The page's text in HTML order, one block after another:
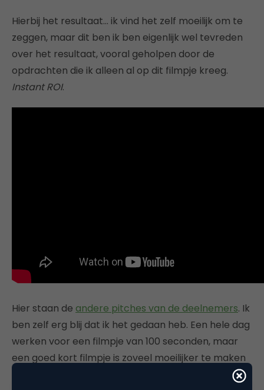
Hierbij het resultaat… ik vind het zelf moeilijk om te
zeggen, maar dit ben ik ben eigenlijk wel tevreden
over het resultaat, vooral geholpen door de
opdrachten die ik alleen al op dit filmpje kreeg.
Instant ROI.
Hier staan de andere pitches van de deelnemers. Ik
ben zelf erg blij dat ik het gedaan heb. Een hele dag
werken voor een filmpje van 100 seconden, maar
een goed kort filmpje is zoveel moeilijker te maken